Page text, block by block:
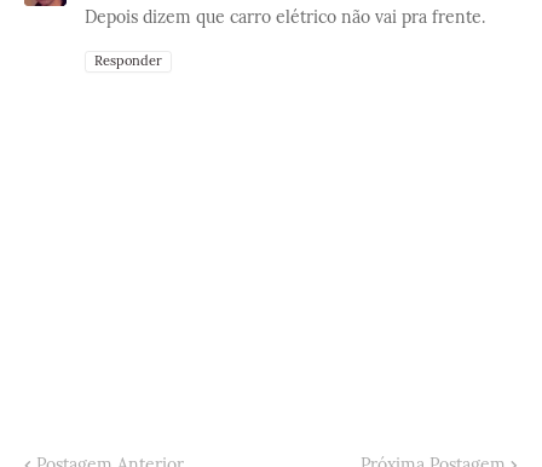
Depois dizem que carro elétrico não vai pra frente.
Responder